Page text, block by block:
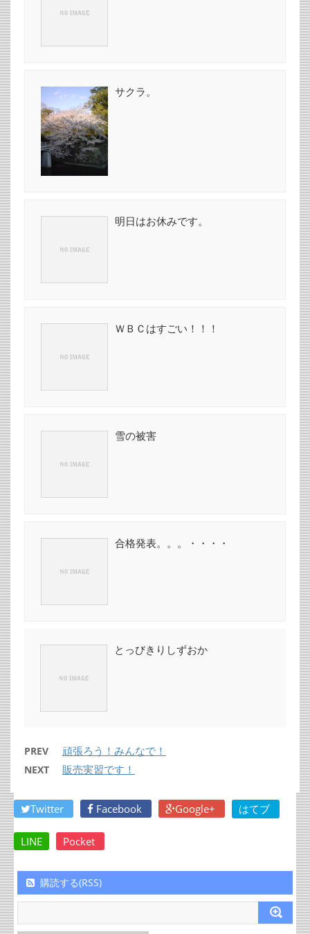
サクラ。
明日はお休みです。
ＷＢＣはすごい！！！
雪の被害
合格発表。。。・・・・
とっびきりしずおか
PREV 頑張ろう！みんなで！
NEXT 販売実習です！
Twitter Facebook Google+ はてブ
LINE Pocket
購読する(RSS)